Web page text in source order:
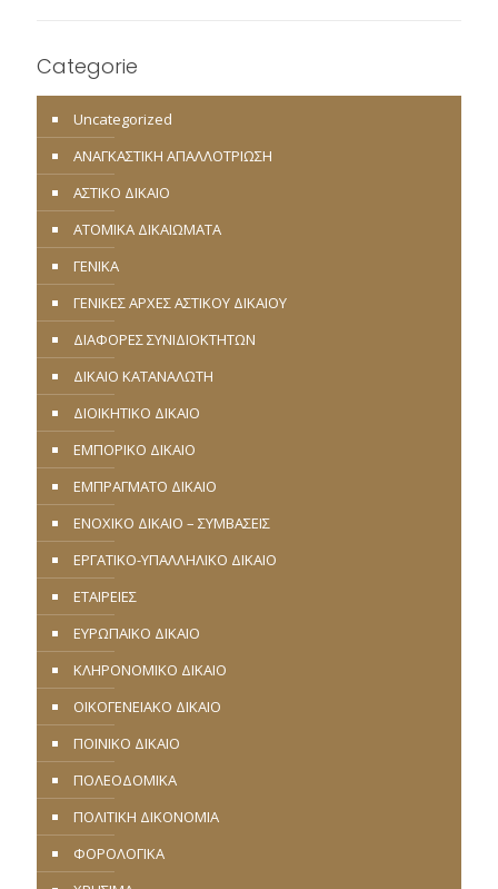
Categorie
Uncategorized
ΑΝΑΓΚΑΣΤΙΚΗ ΑΠΑΛΛΟΤΡΙΩΣΗ
ΑΣΤΙΚΟ ΔΙΚΑΙΟ
ΑΤΟΜΙΚΑ ΔΙΚΑΙΩΜΑΤΑ
ΓΕΝΙΚΑ
ΓΕΝΙΚΕΣ ΑΡΧΕΣ ΑΣΤΙΚΟΥ ΔΙΚΑΙΟΥ
ΔΙΑΦΟΡΕΣ ΣΥΝΙΔΙΟΚΤΗΤΩΝ
ΔΙΚΑΙΟ ΚΑΤΑΝΑΛΩΤΗ
ΔΙΟΙΚΗΤΙΚΟ ΔΙΚΑΙΟ
ΕΜΠΟΡΙΚΟ ΔΙΚΑΙΟ
ΕΜΠΡΑΓΜΑΤΟ ΔΙΚΑΙΟ
ΕΝΟΧΙΚΟ ΔΙΚΑΙΟ – ΣΥΜΒΑΣΕΙΣ
ΕΡΓΑΤΙΚΟ-ΥΠΑΛΛΗΛΙΚΟ ΔΙΚΑΙΟ
ΕΤΑΙΡΕΙΕΣ
ΕΥΡΩΠΑΪΚΟ ΔΙΚΑΙΟ
ΚΛΗΡΟΝΟΜΙΚΟ ΔΙΚΑΙΟ
ΟΙΚΟΓΕΝΕΙΑΚΟ ΔΙΚΑΙΟ
ΠΟΙΝΙΚΟ ΔΙΚΑΙΟ
ΠΟΛΕΟΔΟΜΙΚΑ
ΠΟΛΙΤΙΚΗ ΔΙΚΟΝΟΜΙΑ
ΦΟΡΟΛΟΓΙΚΑ